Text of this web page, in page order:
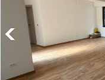
За Нас
Контакт
Најава